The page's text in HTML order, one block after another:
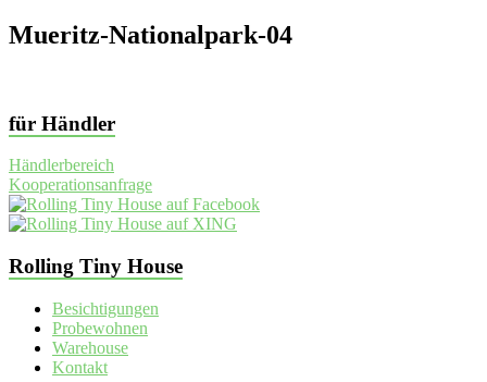
Mueritz-Nationalpark-04
für Händler
Händlerbereich
Kooperationsanfrage
Rolling Tiny House
Besichtigungen
Probewohnen
Warehouse
Kontakt